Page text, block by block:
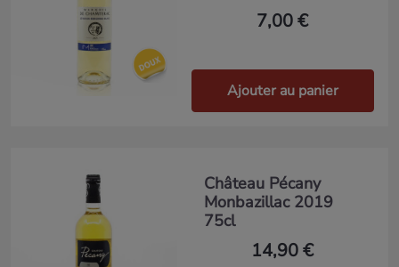
7,00 €
Ajouter au panier
Château Pécany
Monbazillac 2019
75cl
14,90 €